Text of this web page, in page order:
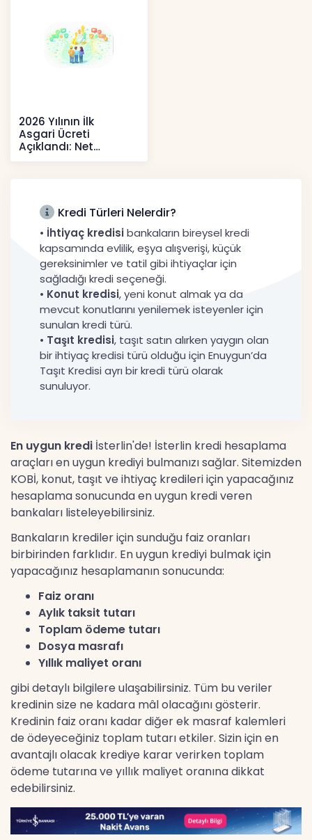
2026 Yılının İlk
Asgari Ücreti
Açıklandı: Net
52.738 TL, Ek Destek
Kredi Türleri Nelerdir?
• İhtiyaç kredisibankaların bireysel kredi
kapsamında evlilik, eşya alışverişi, küçük
gereksinimler ve tatil gibi ihtiyaçlar için
sağladığı kredi seçeneği.
• Konut kredisi, yeni konut almak ya da
mevcut konutlarını yenilemek isteyenler için
sunulan kredi türü.
• Taşıt kredisi, taşıt satın alırken yaygın olan
bir ihtiyaç kredisi türü olduğu için Enuygun’da
Taşıt Kredisi ayrı bir kredi türü olarak
sunuluyor.
En uygun kredi İsterlin'de! İsterlin kredi hesaplama
araçları en uygun krediyi bulmanızı sağlar. Sitemizden
KOBİ, konut, taşıt ve ihtiyaç kredileri için yapacağınız
hesaplama sonucunda en uygun kredi veren
bankaları listeleyebilirsiniz.
Bankaların krediler için sunduğu faiz oranları
birbirinden farklıdır. En uygun krediyi bulmak için
yapacağınız hesaplamanın sonucunda:
Faiz oranı
Aylık taksit tutarı
Toplam ödeme tutarı
Dosya masrafı
Yıllık maliyet oranı
gibi detaylı bilgilere ulaşabilirsiniz. Tüm bu veriler
kredinin size ne kadara mâl olacağını gösterir.
Kredinin faiz oranı kadar diğer ek masraf kalemleri
de ödeyeceğiniz toplam tutarı etkiler. Sizin için en
avantajlı olacak krediye karar verirken toplam
ödeme tutarına ve yıllık maliyet oranına dikkat
edebilirsiniz.